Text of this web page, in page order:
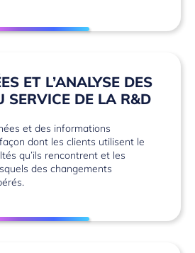
ET L’ANALYSE DES
SERVICE DE LA R&D
et des informations
dont les clients utilisent le
qu’ils rencontrent et les
des changements